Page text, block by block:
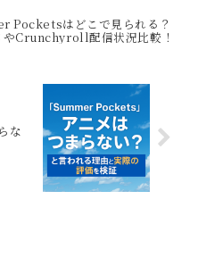
Pocketsはどこで見られる？
やCrunchyroll配信状況比較！
な